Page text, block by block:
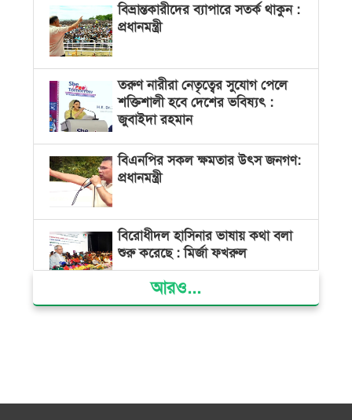
বিভ্রান্তকারীদের ব্যাপারে সতর্ক থাকুন :
প্রধানমন্ত্রী
তরুণ নারীরা নেতৃত্বের সুযোগ পেলে
শক্তিশালী হবে দেশের ভবিষ্যৎ :
জুবাইদা রহমান
বিএনপির সকল ক্ষমতার উৎস জনগণ:
প্রধানমন্ত্রী
বিরোধীদল হাসিনার ভাষায় কথা বলা
শুরু করেছে : মির্জা ফখরুল
রাষ্ট্রপতি নির্বাচনের জন্য মনোনয়নপত্র
উত্তোলনে জোর দিচ্ছে সরকার :
আরও...